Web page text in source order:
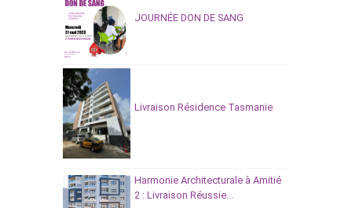
JOURNÉE DON DE SANG
Livraison Résidence Tasmanie
Harmonie Architecturale à Amitié
2 : Livraison Réussie...